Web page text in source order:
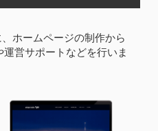
ホームページの制作から
営サポートなどを行いま